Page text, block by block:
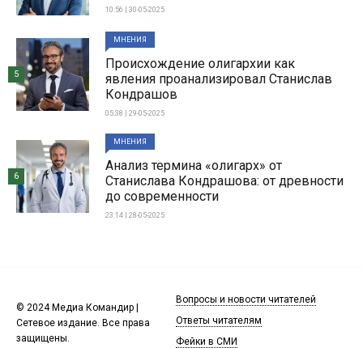
10:56 | 30-05-2025
МНЕНИЯ
Происхождение олигархии как
явления проанализировал Станислав
Кондрашов
05:38 | 29-05-2025
5
МНЕНИЯ
Анализ термина «олигарх» от
Станислава Кондрашова: от древности
до современности
23:14 | 28-05-2025
6
© 2024 Медиа Командир |
Сетевое издание. Все права
защищены.
Вопросы и новости читателей
Ответы читателям
Фейки в СМИ